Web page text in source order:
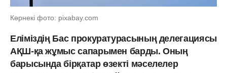
Көрнекі фото: pixabay.com
Еліміздің Бас прокуратурасының делегациясы
АҚШ-қа жұмыс сапарымен барды. Оның
барысында бірқатар өзекті мәселелер